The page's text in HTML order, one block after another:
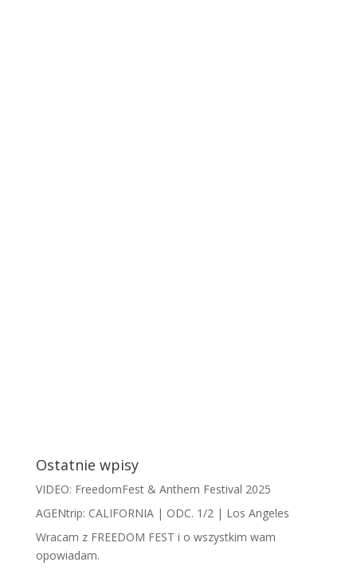
Ostatnie wpisy
VIDEO: FreedomFest & Anthem Festival 2025
AGENtrip: CALIFORNIA | ODC. 1/2 | Los Angeles
Wracam z FREEDOM FEST i o wszystkim wam
opowiadam.